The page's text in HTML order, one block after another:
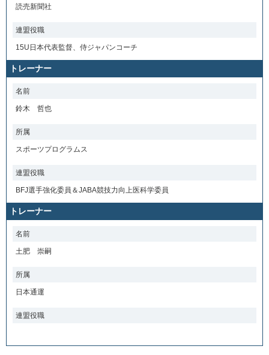
読売新聞社
連盟役職
15U日本代表監督、侍ジャパンコーチ
トレーナー
名前
鈴木 哲也
所属
スポーツプログラムス
連盟役職
BFJ選手強化委員＆JABA競技力向上医科学委員
トレーナー
名前
土肥 崇嗣
所属
日本通運
連盟役職